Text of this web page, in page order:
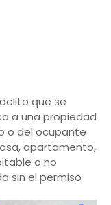
que se
a una propiedad
o del ocupante
apartamento,
o no
sin el permiso